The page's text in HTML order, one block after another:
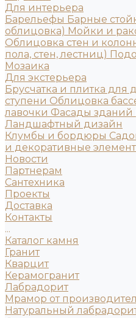
Для интерьера
Барельефы Барные
облицовка) Мойки и
Облицовка стен и
пола, стен, лестниц)
Мозаика
Для экстерьера
Брусчатка и плитка для
ступени Облицовка
лавочки Фасады зданий
Ландшафтный дизайн
Клумбы и бордюры
и декоративные
Новости
Партнерам
Сантехника
Проекты
Доставка
Контакты
...
Каталог камня
Гранит
Кварцит
Керамогранит
Лабрадорит
Мрамор от
Натуральный